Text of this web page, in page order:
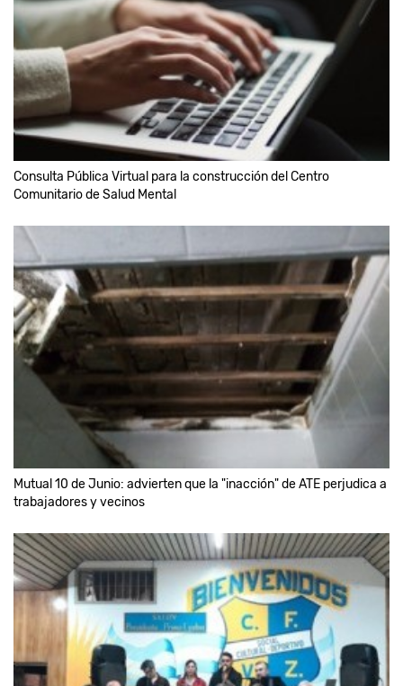
Consulta Pública Virtual para la construcción del Centro
Comunitario de Salud Mental
Mutual 10 de Junio: advierten que la "inacción" de ATE perjudica a
trabajadores y vecinos